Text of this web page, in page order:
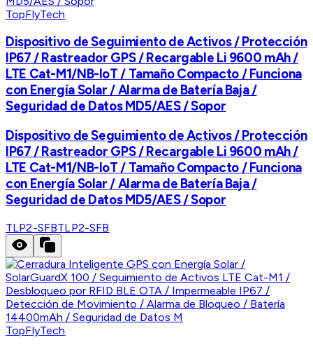
TopFlyTech
Dispositivo de Seguimiento de Activos / Protección
IP67 / Rastreador GPS / Recargable Li 9600 mAh /
LTE Cat-M1/NB-IoT / Tamaño Compacto / Funciona
con Energía Solar / Alarma de Batería Baja /
Seguridad de Datos MD5/AES / Sopor
Dispositivo de Seguimiento de Activos / Protección
IP67 / Rastreador GPS / Recargable Li 9600 mAh /
LTE Cat-M1/NB-IoT / Tamaño Compacto / Funciona
con Energía Solar / Alarma de Batería Baja /
Seguridad de Datos MD5/AES / Sopor
TLP2-SFBTLP2-SFB
TopFlyTech